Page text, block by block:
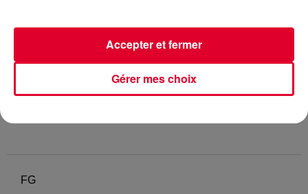
FG
Gérer mes choix
Accepter et fermer